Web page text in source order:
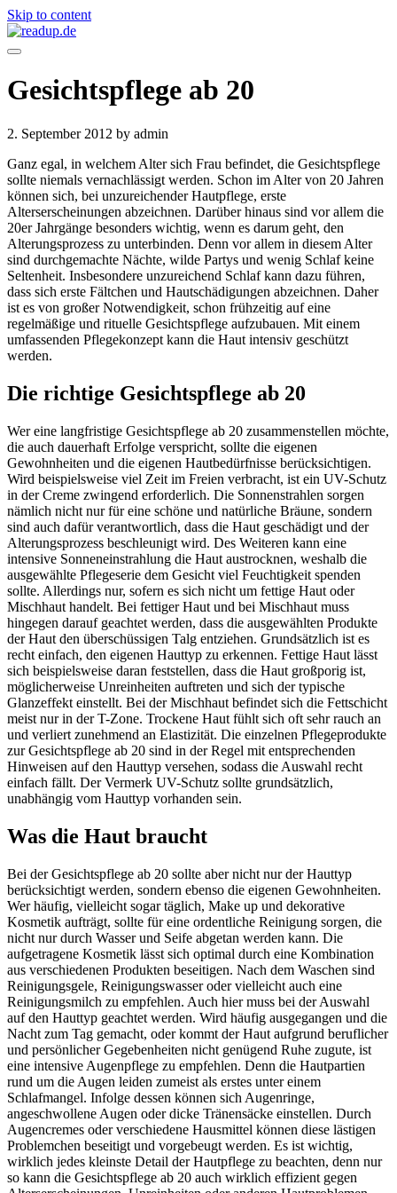
Skip to content
Gesichtspflege ab 20
2. September 2012 by admin
Ganz egal, in welchem Alter sich Frau befindet, die Gesichtspflege
sollte niemals vernachlässigt werden. Schon im Alter von 20 Jahren
können sich, bei unzureichender Hautpflege, erste
Alterserscheinungen abzeichnen. Darüber hinaus sind vor allem die
20er Jahrgänge besonders wichtig, wenn es darum geht, den
Alterungsprozess zu unterbinden. Denn vor allem in diesem Alter
sind durchgemachte Nächte, wilde Partys und wenig Schlaf keine
Seltenheit. Insbesondere unzureichend Schlaf kann dazu führen,
dass sich erste Fältchen und Hautschädigungen abzeichnen. Daher
ist es von großer Notwendigkeit, schon frühzeitig auf eine
regelmäßige und rituelle Gesichtspflege aufzubauen. Mit einem
umfassenden Pflegekonzept kann die Haut intensiv geschützt
werden.
Die richtige Gesichtspflege ab 20
Wer eine langfristige Gesichtspflege ab 20 zusammenstellen möchte,
die auch dauerhaft Erfolge verspricht, sollte die eigenen
Gewohnheiten und die eigenen Hautbedürfnisse berücksichtigen.
Wird beispielsweise viel Zeit im Freien verbracht, ist ein UV-Schutz
in der Creme zwingend erforderlich. Die Sonnenstrahlen sorgen
nämlich nicht nur für eine schöne und natürliche Bräune, sondern
sind auch dafür verantwortlich, dass die Haut geschädigt und der
Alterungsprozess beschleunigt wird. Des Weiteren kann eine
intensive Sonneneinstrahlung die Haut austrocknen, weshalb die
ausgewählte Pflegeserie dem Gesicht viel Feuchtigkeit spenden
sollte. Allerdings nur, sofern es sich nicht um fettige Haut oder
Mischhaut handelt. Bei fettiger Haut und bei Mischhaut muss
hingegen darauf geachtet werden, dass die ausgewählten Produkte
der Haut den überschüssigen Talg entziehen. Grundsätzlich ist es
recht einfach, den eigenen Hauttyp zu erkennen. Fettige Haut lässt
sich beispielsweise daran feststellen, dass die Haut großporig ist,
möglicherweise Unreinheiten auftreten und sich der typische
Glanzeffekt einstellt. Bei der Mischhaut befindet sich die Fettschicht
meist nur in der T-Zone. Trockene Haut fühlt sich oft sehr rauch an
und verliert zunehmend an Elastizität. Die einzelnen Pflegeprodukte
zur Gesichtspflege ab 20 sind in der Regel mit entsprechenden
Hinweisen auf den Hauttyp versehen, sodass die Auswahl recht
einfach fällt. Der Vermerk UV-Schutz sollte grundsätzlich,
unabhängig vom Hauttyp vorhanden sein.
Was die Haut braucht
Bei der Gesichtspflege ab 20 sollte aber nicht nur der Hauttyp
berücksichtigt werden, sondern ebenso die eigenen Gewohnheiten.
Wer häufig, vielleicht sogar täglich, Make up und dekorative
Kosmetik aufträgt, sollte für eine ordentliche Reinigung sorgen, die
nicht nur durch Wasser und Seife abgetan werden kann. Die
aufgetragene Kosmetik lässt sich optimal durch eine Kombination
aus verschiedenen Produkten beseitigen. Nach dem Waschen sind
Reinigungsgele, Reinigungswasser oder vielleicht auch eine
Reinigungsmilch zu empfehlen. Auch hier muss bei der Auswahl
auf den Hauttyp geachtet werden. Wird häufig ausgegangen und die
Nacht zum Tag gemacht, oder kommt der Haut aufgrund beruflicher
und persönlicher Gegebenheiten nicht genügend Ruhe zugute, ist
eine intensive Augenpflege zu empfehlen. Denn die Hautpartien
rund um die Augen leiden zumeist als erstes unter einem
Schlafmangel. Infolge dessen können sich Augenringe,
angeschwollene Augen oder dicke Tränensäcke einstellen. Durch
Augencremes oder verschiedene Hausmittel können diese lästigen
Problemchen beseitigt und vorgebeugt werden. Es ist wichtig,
wirklich jedes kleinste Detail der Hautpflege zu beachten, denn nur
so kann die Gesichtspflege ab 20 auch wirklich effizient gegen